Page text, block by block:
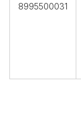
8995500031